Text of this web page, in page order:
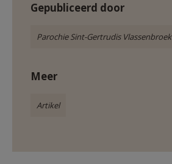
Gepubliceerd door
Parochie Sint-Gertrudis Vlassenbroek
Meer
Artikel